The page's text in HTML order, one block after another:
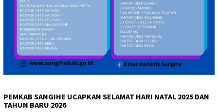
PEMKAB SANGIHE UCAPKAN SELAMAT HARI NATAL 2025 DAN
TAHUN BARU 2026